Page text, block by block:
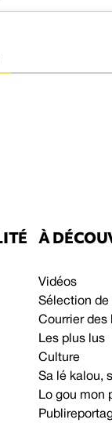
À
Vidéos
Sélection de
Courrier des
Les plus lus
Culture
Sa lé kalou,
Lo gou mon